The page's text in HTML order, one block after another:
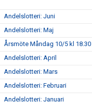
Andelslotteri: Juni
Andelslotteri: Maj
Årsmöte Måndag 10/5 kl 18.30
Andelslotteri: April
Andelslotteri: Mars
Andelslotteri: Februari
Andelslotteri: Januari